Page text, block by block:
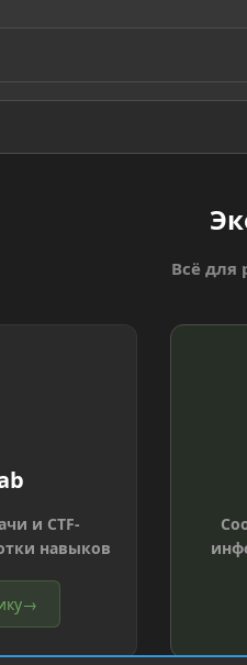
Всё для
и CTF-
навыков
→